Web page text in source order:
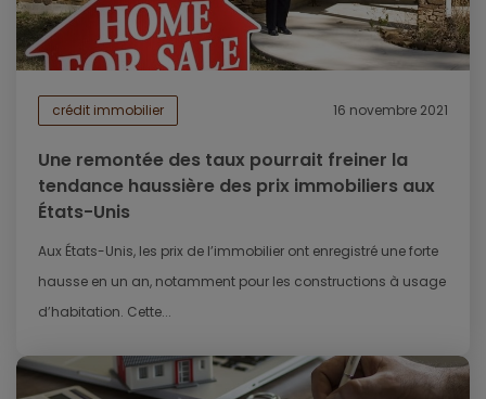
crédit immobilier 16 novembre 2021
Une remontée des taux pourrait freiner la
tendance haussière des prix immobiliers aux
États-Unis
Aux États-Unis, les prix de l’immobilier ont enregistré une forte
hausse en un an, notamment pour les constructions à usage
d’habitation. Cette...